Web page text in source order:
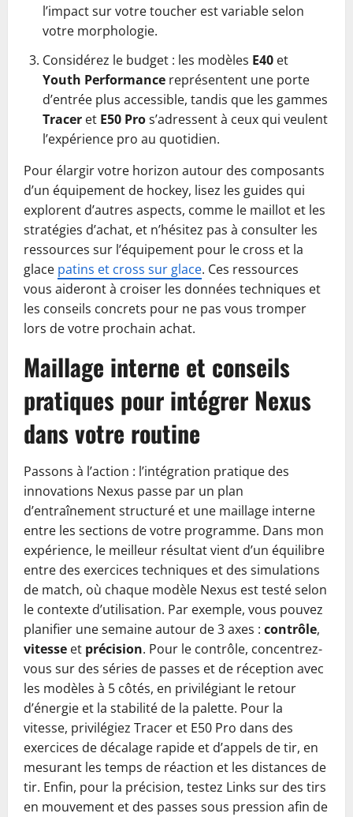
l’impact sur votre toucher est variable selon
votre morphologie.
Considérez le budget : les modèles E40 et
Youth Performance représentent une porte
d’entrée plus accessible, tandis que les gammes
Tracer et E50 Pros’adressent à ceux qui veulent
l’expérience pro au quotidien.
Pour élargir votre horizon autour des composants
d’un équipement de hockey, lisez les guides qui
explorent d’autres aspects, comme le maillot et les
stratégies d’achat, et n’hésitez pas à consulter les
ressources sur l’équipement pour le cross et la
glace patins et cross sur glace. Ces ressources
vous aideront à croiser les données techniques et
les conseils concrets pour ne pas vous tromper
lors de votre prochain achat.
Maillage interne et conseils
pratiques pour intégrer Nexus
dans votre routine
Passons à l’action : l’intégration pratique des
innovations Nexus passe par un plan
d’entraînement structuré et une maillage interne
entre les sections de votre programme. Dans mon
expérience, le meilleur résultat vient d’un équilibre
entre des exercices techniques et des simulations
de match, où chaque modèle Nexus est testé selon
le contexte d’utilisation. Par exemple, vous pouvez
planifier une semaine autour de 3 axes : contrôle,
vitesse et précision. Pour le contrôle, concentrez-
vous sur des séries de passes et de réception avec
les modèles à 5 côtés, en privilégiant le retour
d’énergie et la stabilité de la palette. Pour la
vitesse, privilégiez Tracer et E50 Pro dans des
exercices de décalage rapide et d’appels de tir, en
mesurant les temps de réaction et les distances de
tir. Enfin, pour la précision, testez Links sur des tirs
en mouvement et des passes sous pression afin de